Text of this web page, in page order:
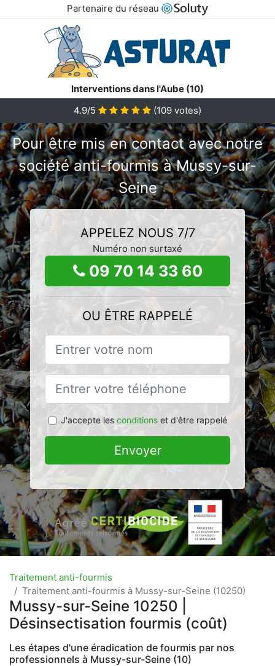
Partenaire du réseau
Interventions dans l'Aube (10)
4.9/5
(109 votes)
Pour être mis en contact avec notre
société anti-fourmis à Mussy-sur-
Seine
APPELEZ NOUS 7/7
Numéro non surtaxé
09 70 14 33 60
OU ÊTRE RAPPELÉ
J'accepte les conditionset d'être rappelé
Envoyer
Traitement anti-fourmis
Traitement anti-fourmis à Mussy-sur-Seine (10250)
Mussy-sur-Seine 10250 |
Désinsectisation fourmis (coût)
Les étapes d'une éradication de fourmis par nos
professionnels à Mussy-sur-Seine (10)